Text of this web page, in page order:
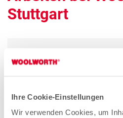
Ihre Cookie-Einstellungen
Wir verwenden Cookies, um
Stuttgart
Quereinsteiger
Zum Stellenangebot